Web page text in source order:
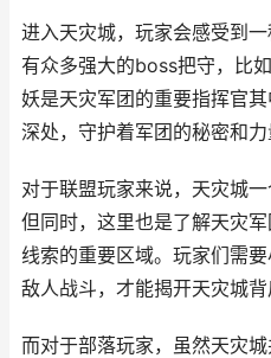
进入天灾城，玩家会感受到
有众多强大的boss把守，比
妖是天灾军团的重要指挥官
深处，守护着军团的秘密和力
对于联盟玩家来说，天灾城
但同时，这里也是了解天灾
线索的重要区域。玩家们需
敌人战斗，才能揭开天灾城背
而对于部落玩家，虽然天灾